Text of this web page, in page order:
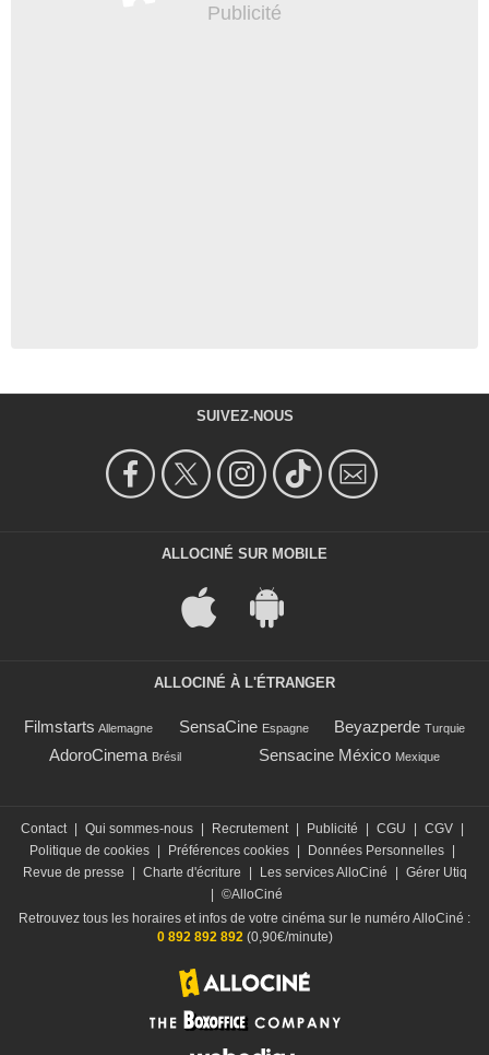
SUIVEZ-NOUS
ALLOCINÉ SUR MOBILE
ALLOCINÉ À L'ÉTRANGER
Filmstarts Allemagne SensaCine Espagne Beyazperde Turquie
AdoroCinema Brésil Sensacine México Mexique
Contact Qui sommes-nous Recrutement Publicité CGU CGV
Politique de cookies
Préférences cookies Données Personnelles
Revue de presse
Charte d'écriture Les services AlloCiné
Gérer Utiq
©AlloCiné
Retrouvez tous les horaires et infos de votre cinéma sur le numéro AlloCiné :
0 892 892 892(0,90€/minute)